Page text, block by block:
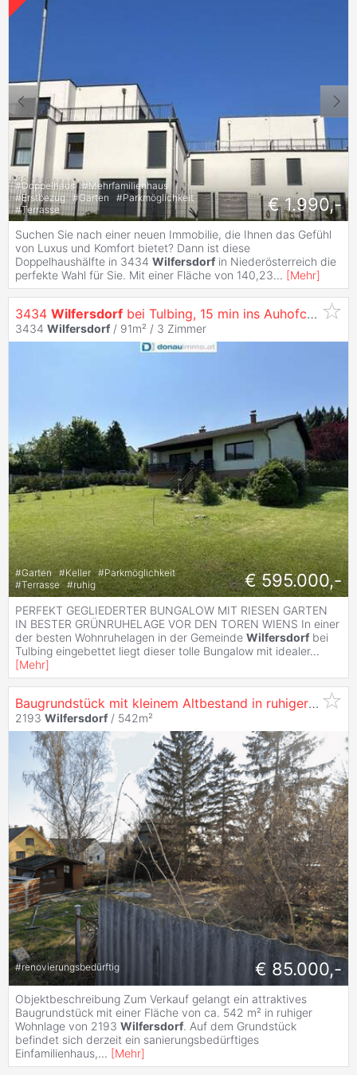
#Doppelhaus #Mehrfamilienhaus
#Erstbezug #Garten #Parkmöglichkeit
#Terrasse € 1.990,-
Suchen Sie nach einer neuen Immobilie, die Ihnen das Gefühl
von Luxus und Komfort bietet? Dann ist diese
Doppelhaushälfte in 3434 Wilfersdorf in Niederösterreich die
perfekte Wahl für Sie. Mit einer Fläche von 140,23... [Mehr]
3434 Wilfersdorf bei Tulbing, 15 min ins Auhofcenter, perfekt gegliederter Bungalow mit riesen Garten in bester Grünruhelage
3434 Wilfersdorf / 91m² / 3 Zimmer
#Garten #Keller #Parkmöglichkeit
#Terrasse #ruhig € 595.000,-
PERFEKT GEGLIEDERTER BUNGALOW MIT RIESEN GARTEN
IN BESTER GRÜNRUHELAGE VOR DEN TOREN WIENS In einer
der besten Wohnruhelagen in der Gemeinde Wilfersdorf bei
Tulbing eingebettet liegt dieser tolle Bungalow mit idealer...
[Mehr]
Baugrundstück mit kleinem Altbestand in ruhiger Wohnlage
2193 Wilfersdorf / 542m²
#renovierungsbedürftig € 85.000,-
Objektbeschreibung Zum Verkauf gelangt ein attraktives
Baugrundstück mit einer Fläche von ca. 542 m² in ruhiger
Wohnlage von 2193 Wilfersdorf. Auf dem Grundstück
befindet sich derzeit ein sanierungsbedürftiges
Einfamilienhaus,... [Mehr]